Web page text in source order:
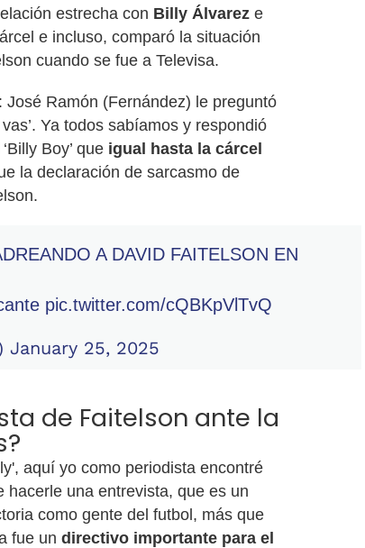
estrecha con Billy Álvarez e
e incluso, comparó la situación
cuando se fue a Televisa.
José Ramón (Fernández) le preguntó
Ya todos sabíamos y respondió
Boy’ que igual hasta la cárcel
la declaración de sarcasmo de
A DAVID FAITELSON EN
pic.twitter.com/cQBKpVlTvQ
January 25, 2025
de Faitelson ante la
aquí yo como periodista encontré
hacerle una entrevista, que es un
como gente del futbol, más que
fue un directivo importante para el